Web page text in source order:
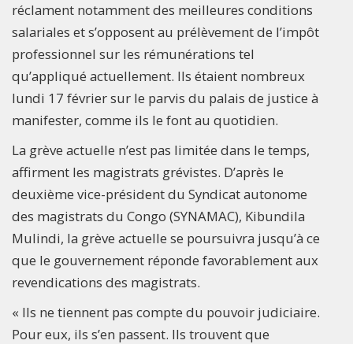
réclament notamment des meilleures conditions
salariales et s’opposent au prélèvement de l’impôt
professionnel sur les rémunérations tel
qu’appliqué actuellement. Ils étaient nombreux
lundi 17 février sur le parvis du palais de justice à
manifester, comme ils le font au quotidien.
La grève actuelle n’est pas limitée dans le temps,
affirment les magistrats grévistes. D’après le
deuxième vice-président du Syndicat autonome
des magistrats du Congo (SYNAMAC), Kibundila
Mulindi, la grève actuelle se poursuivra jusqu’à ce
que le gouvernement réponde favorablement aux
revendications des magistrats.
« Ils ne tiennent pas compte du pouvoir judiciaire.
Pour eux, ils s’en passent. Ils trouvent que